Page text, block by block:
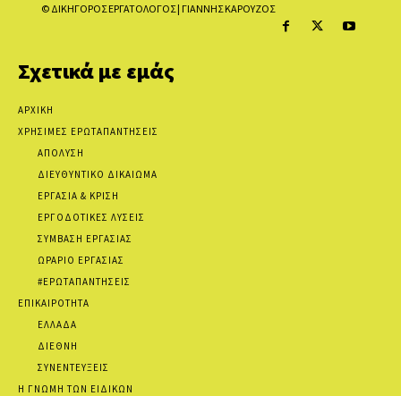
© ΔΙΚΗΓΟΡΟΣ ΕΡΓΑΤΟΛΟΓΟΣ | ΓΙΑΝΝΗΣ ΚΑΡΟΥΖΟΣ
Σχετικά με εμάς
ΑΡΧΙΚΗ
ΧΡΗΣΙΜΕΣ ΕΡΩΤΑΠΑΝΤΗΣΕΙΣ
ΑΠΟΛΥΣΗ
ΔΙΕΥΘΥΝΤΙΚΟ ΔΙΚΑΙΩΜΑ
ΕΡΓΑΣΙΑ & ΚΡΙΣΗ
ΕΡΓΟΔΟΤΙΚΕΣ ΛΥΣΕΙΣ
ΣΥΜΒΑΣΗ ΕΡΓΑΣΙΑΣ
ΩΡΑΡΙΟ ΕΡΓΑΣΙΑΣ
#ΕΡΩΤΑΠΑΝΤΗΣΕΙΣ
ΕΠΙΚΑΙΡΟΤΗΤΑ
ΕΛΛΑΔΑ
ΔΙΕΘΝΗ
ΣΥΝΕΝΤΕΥΞΕΙΣ
Η ΓΝΩΜΗ ΤΩΝ ΕΙΔΙΚΩΝ